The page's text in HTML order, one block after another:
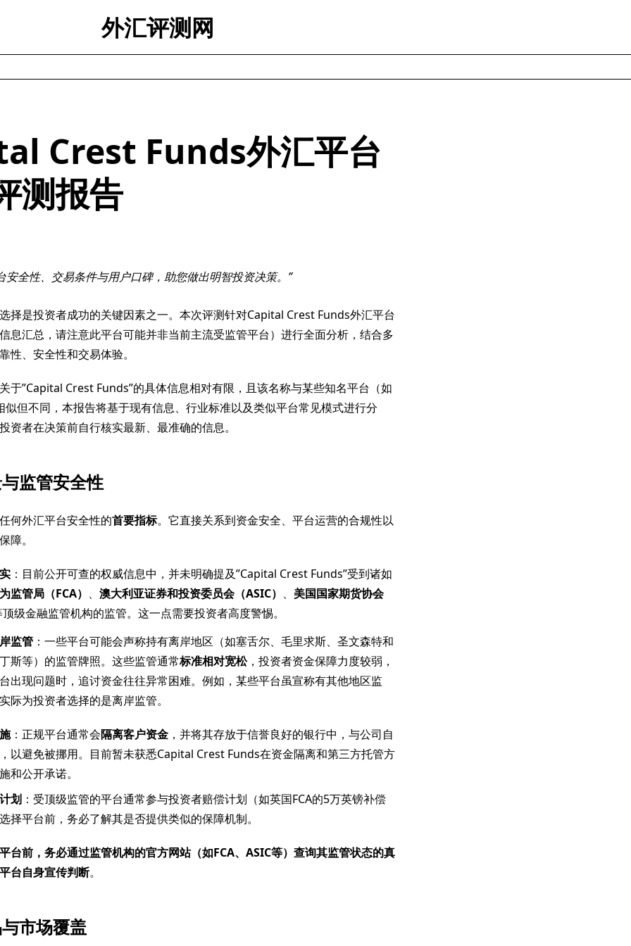
外汇评测网
Crest Funds外汇平台
测报告
安全性、交易条件与用户口碑，助您做出明智投资决策。
择是投资者成功的关键因素之一。本次评测针对Capital Crest Funds外汇平台
息汇总，请注意此平台可能并非当前主流受监管平台）进行全面分析，结合多
性、安全性和交易体验。
于”Capital Crest Funds”的具体信息相对有限，且该名称与某些知名平台（如
但不同，本报告将基于现有信息、行业标准以及类似平台常见模式进行分
资者在决策前自行核实最新、最准确的信息。
监管安全性
何外汇平台安全性的首要指标。它直接关系到资金安全、平台运营的合规性以
障。
：目前公开可查的权威信息中，并未明确提及”Capital Crest Funds”受到诸如
监管局（FCA） 、 澳大利亚证券和投资委员会（ASIC） 、 美国国家期货协会
级金融监管机构的监管。这一点需要投资者高度警惕。
监管：一些平台可能会声称持有离岸地区（如塞舌尔、毛里求斯、圣文森特和
斯等）的监管牌照。这些监管通常标准相对宽松，投资者资金保障力度较弱，
出现问题时，追讨资金往往异常困难。例如，某些平台虽宣称有其他地区监
际为投资者选择的是离岸监管。
：正规平台通常会隔离客户资金，并将其存放于信誉良好的银行中，与公司自
以避免被挪用。目前暂未获悉Capital Crest Funds在资金隔离和第三方托管方
和公开承诺。
划：受顶级监管的平台通常参与投资者赔偿计划（如英国FCA的5万英镑补偿
择平台前，务必了解其是否提供类似的保障机制。
台前，务必通过监管机构的官方网站（如FCA、ASIC等）查询其监管状态的真
台自身宣传判断。
市场覆盖